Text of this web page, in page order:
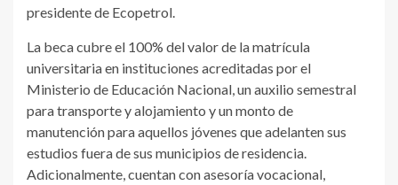
presidente de Ecopetrol.
La beca cubre el 100% del valor de la matrícula
universitaria en instituciones acreditadas por el
Ministerio de Educación Nacional, un auxilio semestral
para transporte y alojamiento y un monto de
manutención para aquellos jóvenes que adelanten sus
estudios fuera de sus municipios de residencia.
Adicionalmente, cuentan con asesoría vocacional,